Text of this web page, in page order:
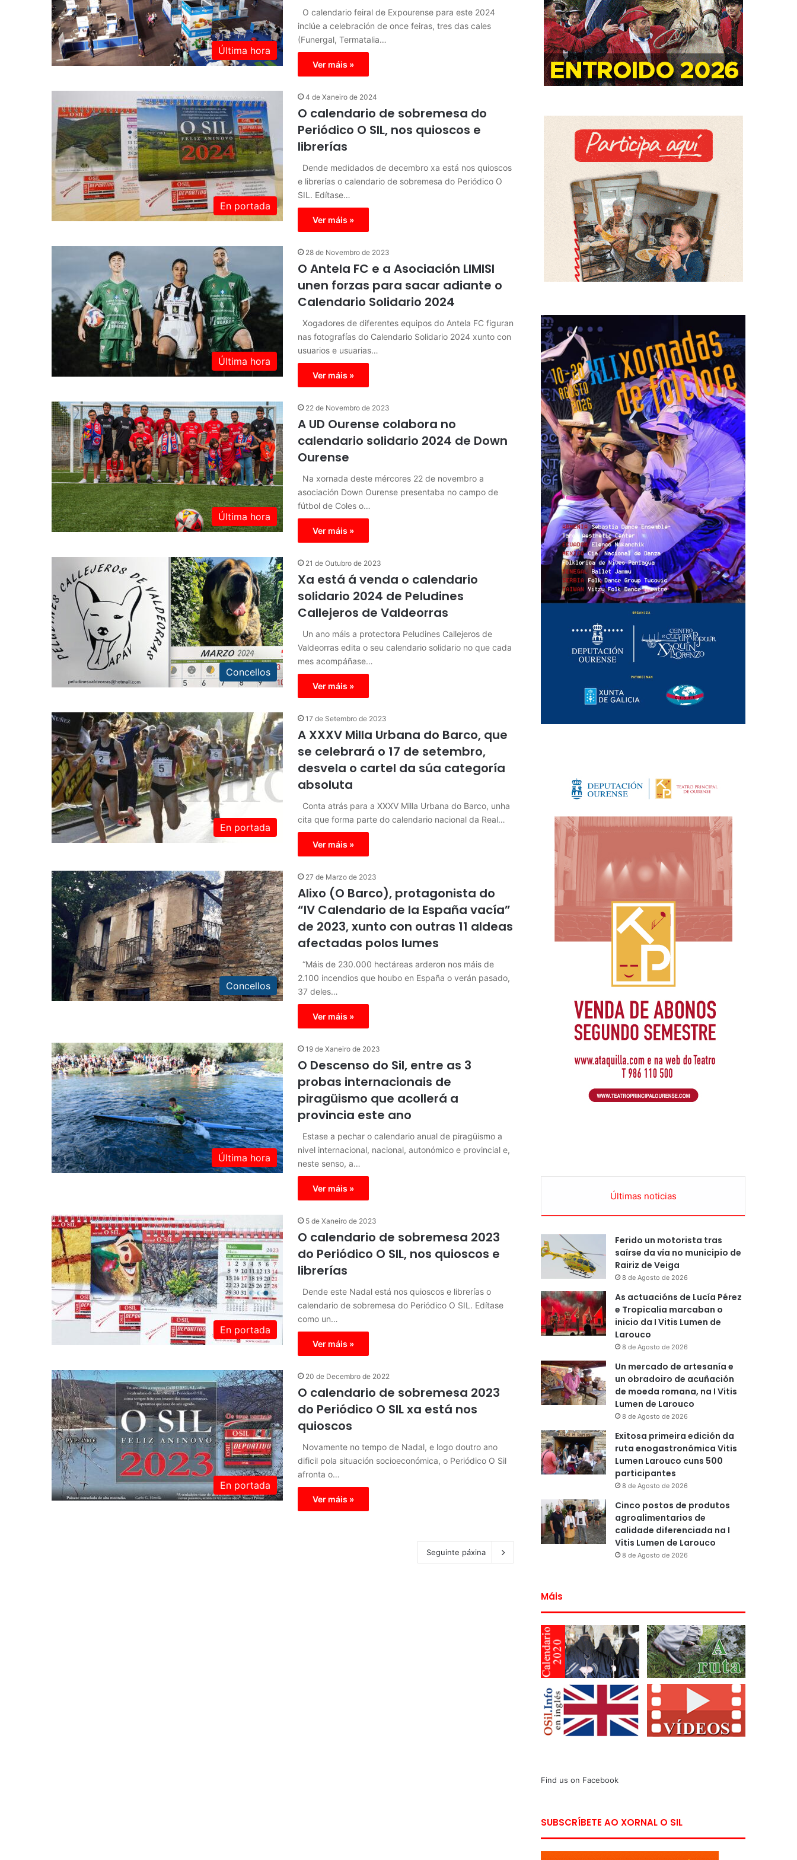
Última hora
O calendario feiral de Expourense para este 2024
inclúe a celebración de once feiras, tres das cales
(Funergal, Termatalia…
Ver máis »
En portada
4 de Xaneiro de 2024
O calendario de sobremesa do
Periódico O SIL, nos quioscos e
librerías
Dende medidados de decembro xa está nos quioscos
e librerías o calendario de sobremesa do Periódico O
SIL. Edítase…
Ver máis »
Última hora
28 de Novembro de 2023
O Antela FC e a Asociación LIMISI
unen forzas para sacar adiante o
Calendario Solidario 2024
Xogadores de diferentes equipos do Antela FC figuran
nas fotografías do Calendario Solidario 2024 xunto con
usuarios e usuarias…
Ver máis »
Última hora
22 de Novembro de 2023
A UD Ourense colabora no
calendario solidario 2024 de Down
Ourense
Na xornada deste mércores 22 de novembro a
asociación Down Ourense presentaba no campo de
fútbol de Coles o…
Ver máis »
Concellos
21 de Outubro de 2023
Xa está á venda o calendario
solidario 2024 de Peludines
Callejeros de Valdeorras
Un ano máis a protectora Peludines Callejeros de
Valdeorras edita o seu calendario solidario no que cada
mes acompáñase…
Ver máis »
En portada
17 de Setembro de 2023
A XXXV Milla Urbana do Barco, que
se celebrará o 17 de setembro,
desvela o cartel da súa categoría
absoluta
Conta atrás para a XXXV Milla Urbana do Barco, unha
cita que forma parte do calendario nacional da Real…
Ver máis »
Concellos
27 de Marzo de 2023
Alixo (O Barco), protagonista do
“IV Calendario de la España vacía”
de 2023, xunto con outras 11 aldeas
afectadas polos lumes
“Máis de 230.000 hectáreas arderon nos máis de
2.100 incendios que houbo en España o verán pasado,
37 deles…
Ver máis »
Última hora
19 de Xaneiro de 2023
O Descenso do Sil, entre as 3
probas internacionais de
piragüismo que acollerá a
provincia este ano
Estase a pechar o calendario anual de piragüismo a
nivel internacional, nacional, autonómico e provincial e,
neste senso, a…
Ver máis »
En portada
5 de Xaneiro de 2023
O calendario de sobremesa 2023
do Periódico O SIL, nos quioscos e
librerías
Dende este Nadal está nos quioscos e librerías o
calendario de sobremesa do Periódico O SIL. Edítase
como un…
Ver máis »
En portada
20 de Decembro de 2022
O calendario de sobremesa 2023
do Periódico O SIL xa está nos
quioscos
Novamente no tempo de Nadal, e logo doutro ano
dificil pola situación socioeconómica, o Periódico O Sil
afronta o…
Ver máis »
Seguinte páxina
Últimas noticias
Ferido un motorista tras
saírse da vía no municipio de
Rairiz de Veiga
8 de Agosto de 2026
As actuacións de Lucía Pérez
e Tropicalia marcaban o
inicio da I Vitis Lumen de
Larouco
8 de Agosto de 2026
Un mercado de artesanía e
un obradoiro de acuñación
de moeda romana, na I Vitis
Lumen de Larouco
8 de Agosto de 2026
Exitosa primeira edición da
ruta enogastronómica Vitis
Lumen Larouco cuns 500
participantes
8 de Agosto de 2026
Cinco postos de produtos
agroalimentarios de
calidade diferenciada na I
Vitis Lumen de Larouco
8 de Agosto de 2026
Máis
Find us on Facebook
SUBSCRÍBETE AO XORNAL O SIL